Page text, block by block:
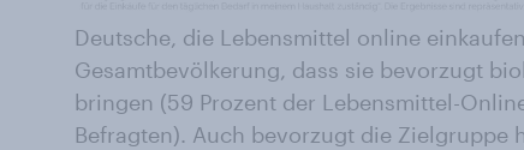
Deutsche, die Lebensmittel online
Gesamtbevölkerung, dass sie bevorzugt
bringen (59 Prozent der Lebensmittel-
Befragten). Auch bevorzugt die Zielgruppe